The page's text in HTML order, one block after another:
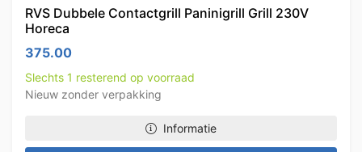
RVS Dubbele Contactgrill Paninigrill Grill 230V
Horeca
375.00
Slechts 1 resterend op voorraad
Nieuw zonder verpakking
Informatie